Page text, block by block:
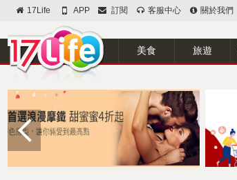
17Life APP 訂閱 客服中心 關於我們
美食 旅遊